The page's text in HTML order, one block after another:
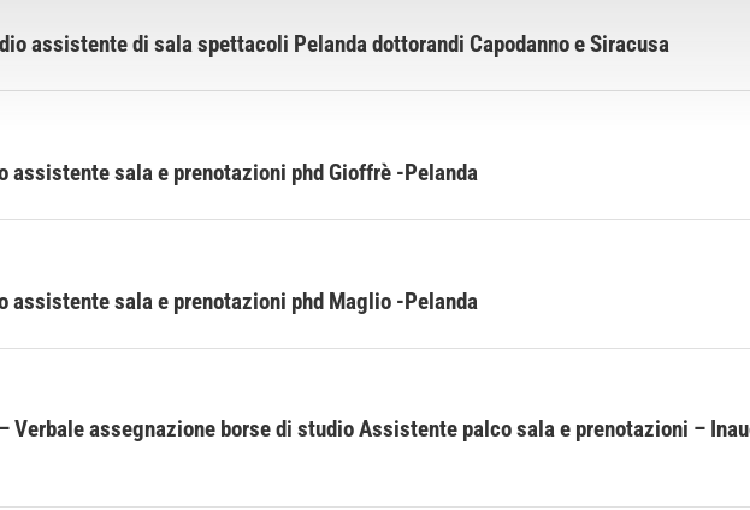
assistente di sala spettacoli Pelanda dottorandi Capodanno e Siracusa
assistente sala e prenotazioni phd Gioffrè -Pelanda
assistente sala e prenotazioni phd Maglio -Pelanda
– Verbale assegnazione borse di studio Assistente palco sala e prenotazioni –